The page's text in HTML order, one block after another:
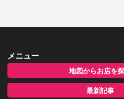
メニュー
地図からお店を
最新記事